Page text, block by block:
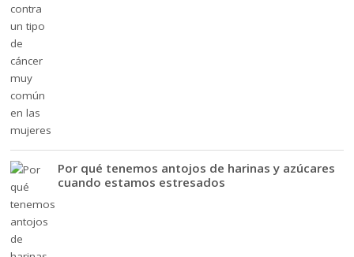
Por qué tenemos antojos de harinas y azúcares
cuando estamos estresados